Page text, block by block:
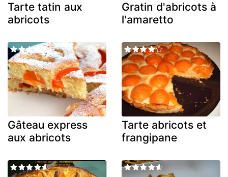
Tarte tatin aux
abricots
Gratin d'abricots à
l'amaretto
Gâteau express
aux abricots
Tarte abricots et
frangipane